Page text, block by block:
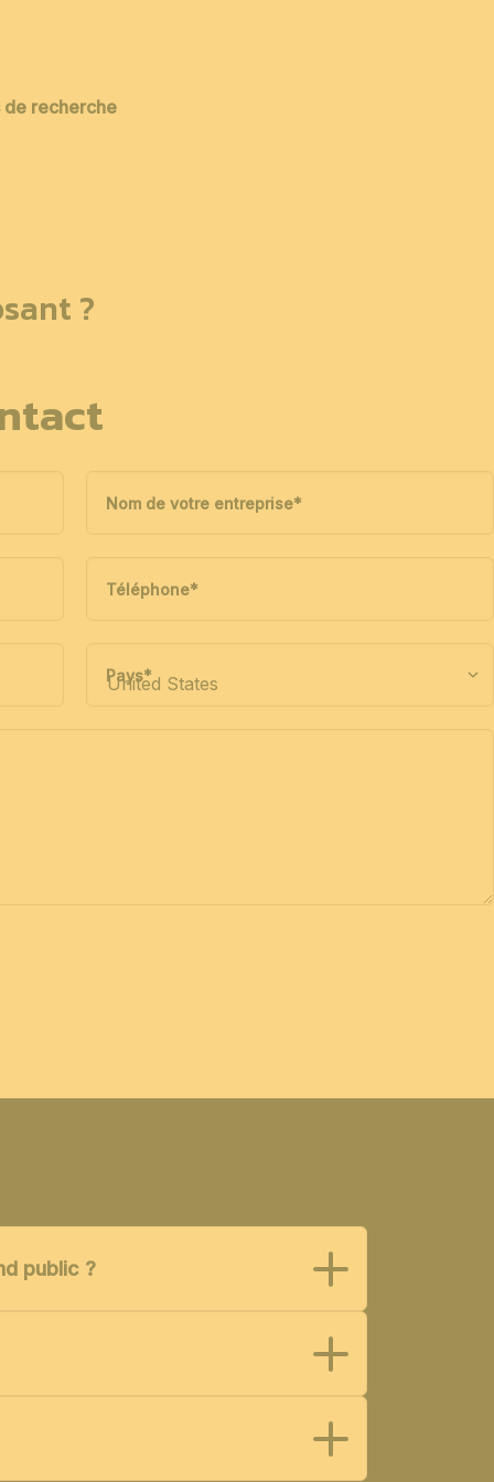
de recherche
?
Nom de votre entreprise*
Téléphone*
Pays*
public ?